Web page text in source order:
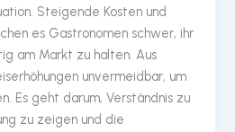
Steigende Kosten und
es Gastronomen schwer, ihr
am Markt zu halten. Aus
unvermeidbar, um
Es geht darum, Verständnis zu
zu zeigen und die